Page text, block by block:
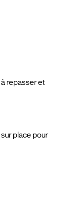
repasser et
place pour